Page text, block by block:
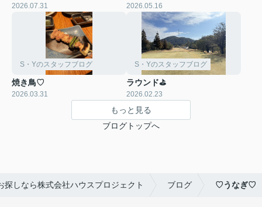
2026.07.31 2026.05.16
S・Yのスタッフブログ
焼き鳥♡
2026.03.31
S・Yのスタッフブログ
ラウンド⛳
2026.02.23
もっと見る
ブログトップへ
探しなら株式会社ハウスプロジェクト ブログ ♡うなぎ♡